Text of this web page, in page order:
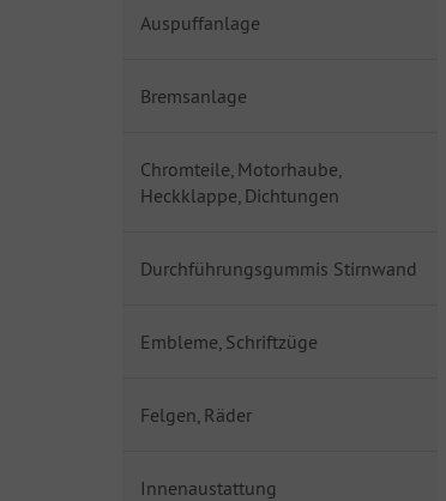
Auspuffanlage
Bremsanlage
Chromteile, Motorhaube,
Heckklappe, Dichtungen
Durchführungsgummis Stirnwand
Embleme, Schriftzüge
Felgen, Räder
Innenaustattung